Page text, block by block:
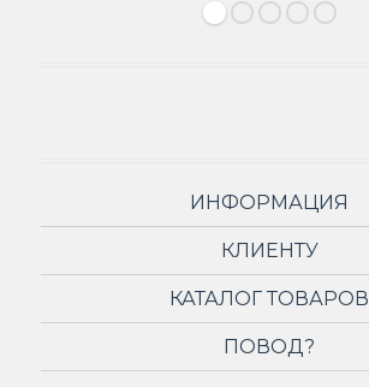
ИНФОРМАЦИЯ
КЛИЕНТУ
КАТАЛОГ ТОВАРОВ
ПОВОД?